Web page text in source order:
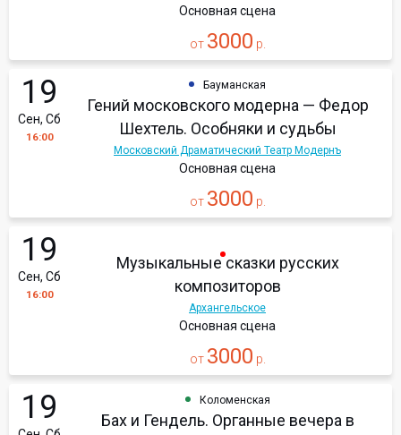
Основная сцена
от 3000 р.
19
Сен, Сб
16:00
Бауманская
Гений московского модерна — Федор
Шехтель. Особняки и судьбы
Московский Драматический Театр Модернъ
Основная сцена
от 3000 р.
19
Сен, Сб
16:00
Музыкальные сказки русских
композиторов
Архангельское
Основная сцена
от 3000 р.
19 Коломенская
Бах и Гендель. Органные вечера в